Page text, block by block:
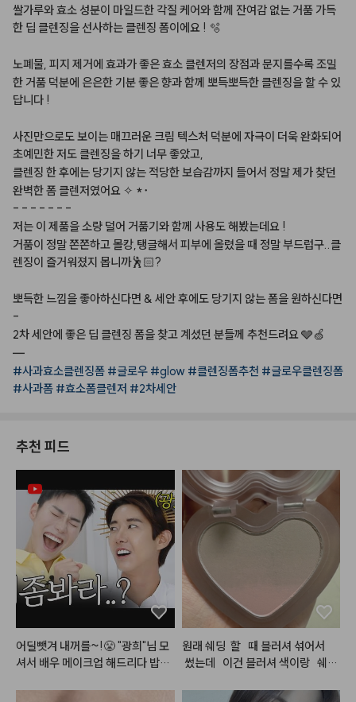
쌀가루와효소 성분이 마일드한 각질 케어와함께 잔여감 없는 거품 가득
한 딥 클렌징을 선사하는 클렌징 폼이에요 ! 🫧
노폐물, 피지 제거에 효과가좋은효소 클렌저의 장점과문지를수록조밀
한 거품 덕분에 은은한 기분좋은향과함께 뽀득뽀득한 클렌징을할수 있
답니다 !
사진만으로도보이는 매끄러운 크림 텍스처 덕분에 자극이 더욱완화되어
초예민한저도 클렌징을하기 너무좋았고,
클렌징 한후에는 당기지 않는적당한보습감까지 들어서 정말제가찾던
완벽한폼 클렌저였어요 ✧ *･
- - - - - - -
저는 이 제품을소량 덜어 거품기와함께 사용도해봤는데요 !
거품이 정말쫀쫀하고몰캉,탱글해서 피부에 올렸을 때 정말부드럽구..클
렌징이 즐거워졌지 몹니까🕺🏻?
뽀득한 느낌을좋아하신다면 & 세안후에도 당기지 않는폼을 원하신다면
-
2차세안에 좋은 딥 클렌징 폼을찾고 계셨던 분들께 추천드려요🩶🍏
—
#사과효소클렌징폼 #글로우 #glow #클렌징폼추천 #글로우클렌징폼
#사과폼 #효소폼클렌저 #2차세안
추천 피드
어딜뺏겨 내꺼를~!😤 "광희"님 모
셔서 배우 메이크업 해드리다 밥그
원래 쉐딩  할   때 블러셔 섞어서
썼는데   이건 블러셔 색이랑   쉐딩
는데 확실히   합쳐져   있으니   편하